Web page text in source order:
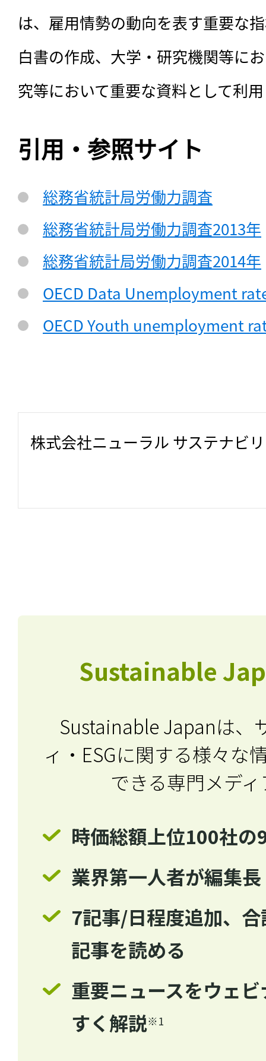
は、雇用情勢の動向を表す重要な
白書の作成、大学・研究機関等に
究等において重要な資料として利
引用・参照サイト
総務省統計局労働力調査
総務省統計局労働力調査2013年
総務省統計局労働力調査2014年
OECD Data Unemployment
OECD Youth unemployment
株式会社ニューラル サステナビ
Sustainable
Sustainable Japanは、
ィ・ESGに関する様々な
できる専門メデ
時価総額上位100社
業界第一人者が編集長
7記事/日程度追加、
記事を読める
重要ニュースをウェ
すく解説※1